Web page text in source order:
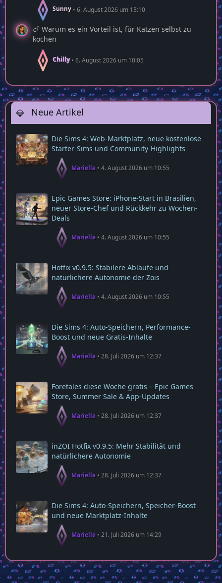
Sunny 6. August 2026 um 13:10
🍗 Warum es ein Vorteil ist, für Katzen selbst zu
kochen
Chilly 6. August 2026 um 10:05
Neue Artikel
Die Sims 4: Web‑Marktplatz, neue kostenlose
Starter‑Sims und Community‑Highlights
Mariella 4. August 2026 um 10:55
Epic Games Store: iPhone-Start in Brasilien,
neuer Store-Chef und Rückkehr zu Wochen-
Deals
Mariella 4. August 2026 um 10:55
Hotfix v0.9.5: Stabilere Abläufe und
natürlichere Autonomie der Zois
Mariella 4. August 2026 um 10:55
Die Sims 4: Auto-Speichern, Performance-
Boost und neue Gratis-Inhalte
Mariella 28. Juli 2026 um 12:37
Foretales diese Woche gratis – Epic Games
Store, Summer Sale & App‑Updates
Mariella 28. Juli 2026 um 12:37
inZOI Hotfix v0.9.5: Mehr Stabilität und
natürlichere Autonomie
Mariella 28. Juli 2026 um 12:37
Die Sims 4: Auto‑Speichern, Speicher‑Boost
und neue Marktplatz‑Inhalte
Mariella 21. Juli 2026 um 14:29